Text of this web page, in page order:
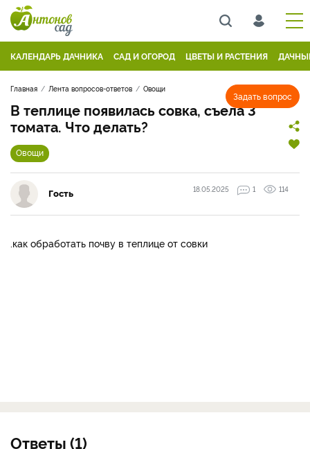
КАЛЕНДАРЬ ДАЧНИКА САД И ОГОРОД ЦВЕТЫ И РАСТЕНИЯ
Задать вопрос
Главная Лента вопросов-ответов Овощи
В теплице появилась совка, съела 3
томата. Что делать?
Овощи
Гость 18.05.2025 1 114
.как обработать почву в теплице от совки
Ответы (1)